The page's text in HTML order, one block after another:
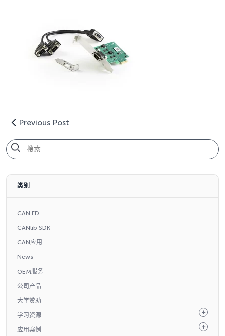
Previous Post
类别
CAN FD
CANlib SDK
CAN应用
News
OEM服务
公司产品
大学赞助
学习资源
应用案例